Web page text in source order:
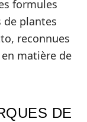
formules
plantes
reconnues
matière de
DE